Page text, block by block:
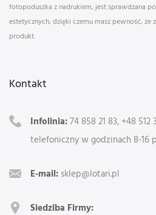
fotopoduszka z nadrukiem, jest sprawdzana
estetycznych, dzięki czemu masz pewność, że
produkt.
Kontakt
Infolinia:74 858 21 83, +48 512
telefoniczny w godzinach 8-16
E-mail: sklep@lotari.pl
Siedziba Firmy: